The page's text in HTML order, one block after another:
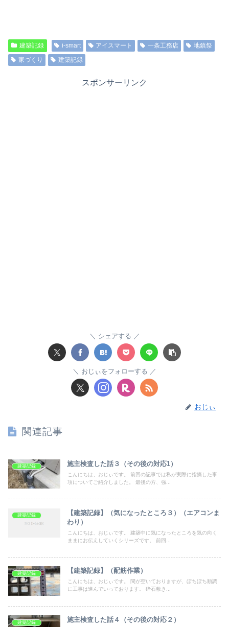
建築記録 i-smart アイスマート 一条工務店
地鎮祭
家づくり
建築記録
スポンサーリンク
シェアする
おじぃをフォローする
おじぃ
関連記事
建築記録 施主検査した話３（その後の対応1）
こんにちは、おじぃです。 前回の記事では私が実際に指摘した事
項についてご紹介しました。 最後の方、強...
建築記録
【建築記録】（気になったところ３）（エアコンま
わり）
こんにちは、おじぃです。 建築中に気になったところを気の向く
ままにお伝えしていくシリーズです。 前回...
建築記録 【建築記録】（配筋作業）
こんにちは、おじぃです。 間が空いておりますが、ぼちぼち順調
に工事は進んでいっております。 砕石敷き...
建築記録 施主検査した話４（その後の対応２）